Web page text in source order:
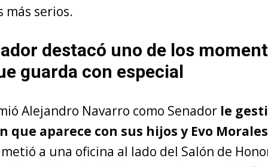
más serios.
destacó uno de los
guarda con especial
Alejandro Navarro como Senador le
que aparece con sus hijos y Evo Morales
a una oficina al lado del Salón de